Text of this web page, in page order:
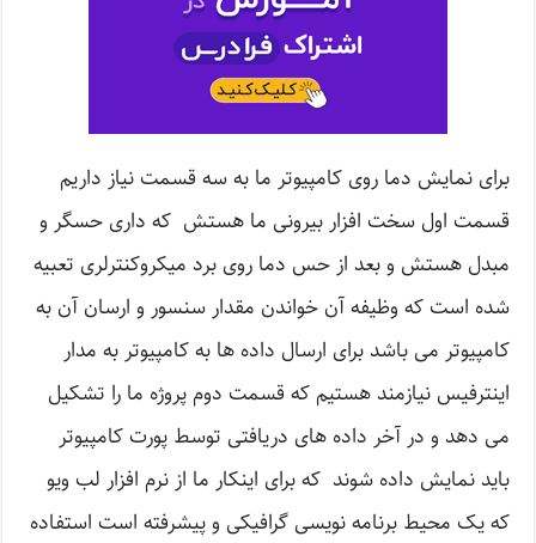
برای نمایش دما روی کامپیوتر ما به سه قسمت نیاز داریم
قسمت اول سخت افزار بیرونی ما هستش که داری حسگر و
مبدل هستش و بعد از حس دما روی برد میکروکنترلری تعبیه
شده است که وظیفه آن خواندن مقدار سنسور و ارسان آن به
کامپیوتر می باشد برای ارسال داده ها به کامپیوتر به مدار
اینترفیس نیازمند هستیم که قسمت دوم پروژه ما را تشکیل
می دهد و در آخر داده های دریافتی توسط پورت کامپیوتر
باید نمایش داده شوند که برای اینکار ما از نرم افزار لب ویو
که یک محیط برنامه نویسی گرافیکی و پیشرفته است استفاده